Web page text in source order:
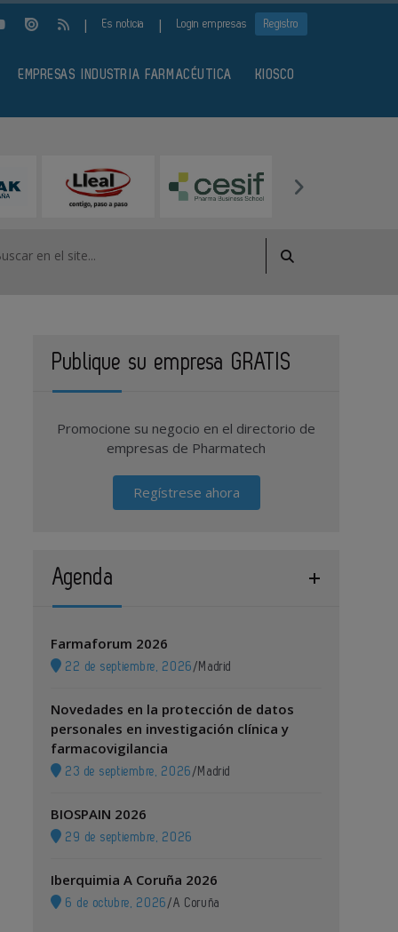
| Es noticia | Login empresas Registro
EMPRESAS INDUSTRIA FARMACÉUTICA KIOSCO
Publique su empresa GRATIS
Promocione su negocio en el directorio de
empresas de Pharmatech
Regístrese ahora
Agenda
Farmaforum 2026
22 de septiembre, 2026 / Madrid
Novedades en la protección de datos
personales en investigación clínica y
farmacovigilancia
23 de septiembre, 2026 / Madrid
BIOSPAIN 2026
29 de septiembre, 2026
Iberquimia A Coruña 2026
6 de octubre, 2026 /A Coruña